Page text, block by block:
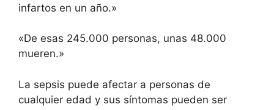
infartos en un año.»
«De esas 245.000 personas, unas 48.000
mueren.»
La sepsis puede afectar a personas de
cualquier edad y sus síntomas pueden ser